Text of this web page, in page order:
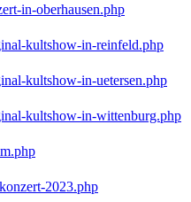
in-oberhausen.php
kultshow-in-reinfeld.php
kultshow-in-uetersen.php
kultshow-in-wittenburg.php
2023.php